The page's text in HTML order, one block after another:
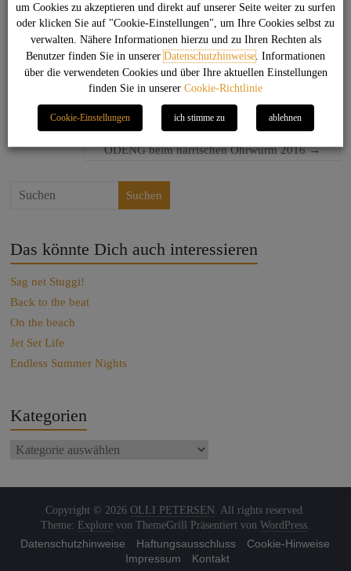
Markiert in: Bürgerhaus Botnang
Sir Dong & the
Longs
Weihnachtsspecial
← Dichterlesung mit Jogi Feller
ODENG beim närrischen Ohrwurm 2016→
Suchen
Das könnte Dich auch interessieren
Sag net Stuggi!
Back to the beat
On the beach
Jet Set Life
Endless Summer Nights
Kategorien
Copyright © 2026 OLLI PETERSEN . All rights reserved.
Theme: Explorevon ThemeGrill Präsentiert von WordPress.
Datenschutzhinweise Haftungsausschluss
Cookie-Hinweise
Impressum
Kontakt
um Cookies zu akzeptieren und direkt auf unserer Seite weiter zu surfen
oder klicken Sie auf "Cookie-Einstellungen", um Ihre Cookies selbst zu
verwalten. Nähere Informationen hierzu und zu Ihren Rechten als
Benutzer finden Sie in unsererDatenschutzhinweise. Informationen
über die verwendeten Cookies und über Ihre aktuellen Einstellungen
finden Sie in unserer Cookie-Richtlinie
Cookie-Einstellungen ich stimme zu ablehnen